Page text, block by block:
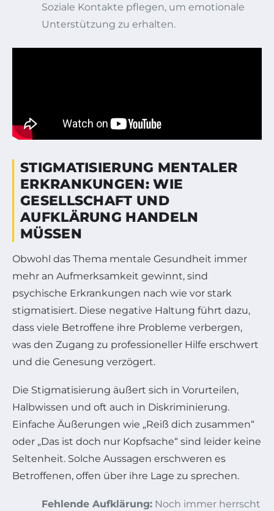
Soziale Kontakte pflegen, um emotionale
Unterstützung zu erhalten.
STIGMATISIERUNG MENTALER
ERKRANKUNGEN: WIE
GESELLSCHAFT UND
AUFKLÄRUNG HANDELN
MÜSSEN
Obwohl das Thema mentale Gesundheit immer
mehr an Aufmerksamkeit gewinnt, sind
psychische Erkrankungen nach wie vor stark
stigmatisiert. Diese negative Haltung führt dazu,
dass viele Betroffene ihre Probleme verbergen,
was den Zugang zu professioneller Hilfe erschwert
und die Genesung verzögert.
Die Stigmatisierung äußert sich in Vorurteilen,
Halbwissen und oft auch in Diskriminierung.
Einfache Äußerungen wie „Reiß dich zusammen“
oder „Das ist doch nur Kopfsache“ sind leider keine
Seltenheit. Solche Aussagen erschweren es
Betroffenen, offen über ihre Lage zu sprechen.
Fehlende Aufklärung: Noch immer herrscht